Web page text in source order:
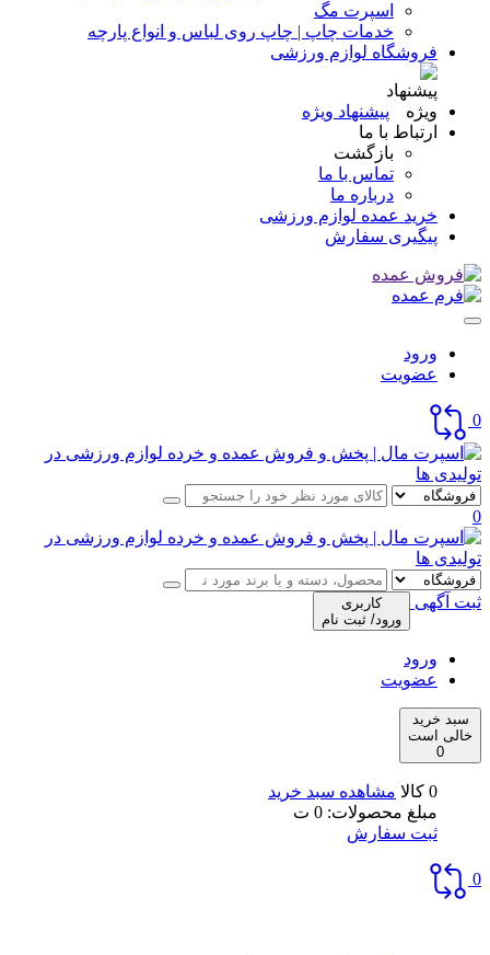
اسپرت مگ
خدمات چاپ | چاپ روی لباس و انواع پارچه
فروشگاه لوازم ورزشی
پیشنهاد ویژه
ارتباط با ما
بازگشت
تماس با ما
درباره ما
خرید عمده لوازم ورزشی
پیگیری سفارش
ورود
عضویت
0
0
ثبت آگهی
کاربری
ورود/ ثبت نام
ورود
عضویت
سبد خرید
خالی است
0
0 کالا
مشاهده سبد خرید
مبلغ محصولات: 0 ت
ثبت سفارش
0